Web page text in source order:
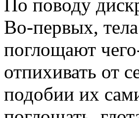
По поводу
Во-первых,
поглощают
отпихивать от
подобии их